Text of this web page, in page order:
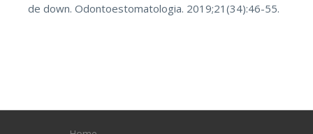
de down. Odontoestomatologia. 2019;21(34):46-55.